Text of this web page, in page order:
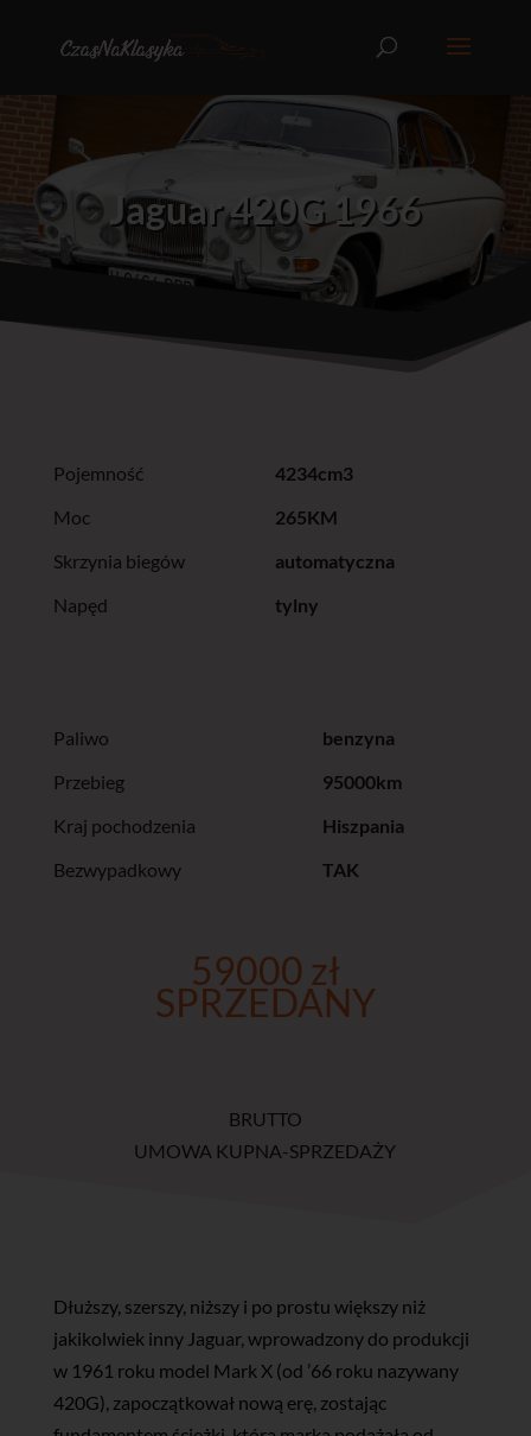
Jaguar 420G 1966
Pojemność
4234cm3
Moc
265KM
Skrzynia biegów
automatyczna
Napęd
tylny
Paliwo
benzyna
Przebieg
95000km
Kraj pochodzenia
Hiszpania
Bezwypadkowy
TAK
59000 zł
SPRZEDANY
BRUTTO
UMOWA KUPNA-SPRZEDAŻY
Dłuższy, szerszy, niższy i po prostu większy niż
jakikolwiek inny Jaguar, wprowadzony do produkcji
w 1961 roku model Mark X (od ’66 roku nazywany
420G), zapoczątkował nową erę, zostając